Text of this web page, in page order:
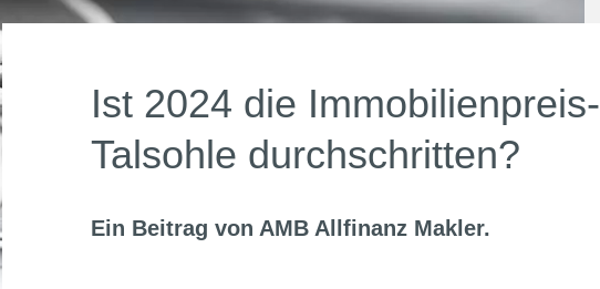
Ist 2024 die Immobilienpreis-
Talsohle durchschritten?
Ein Beitrag von AMB Allfinanz Makler.